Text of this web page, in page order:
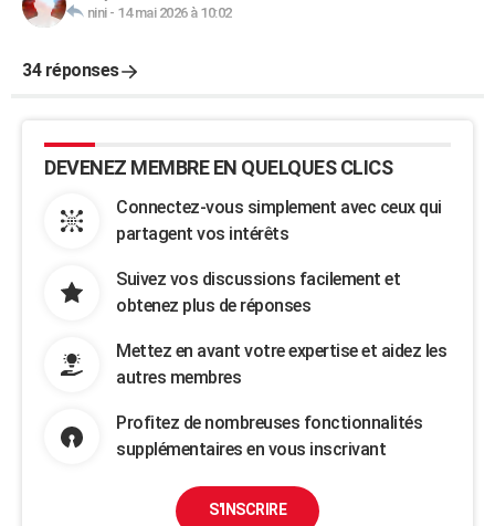
nini- 14 mai 2026 à 10:02
34 réponses
DEVENEZ MEMBRE EN QUELQUES CLICS
Connectez-vous simplement avec ceux qui
partagent vos intérêts
Suivez vos discussions facilement et
obtenez plus de réponses
Mettez en avant votre expertise et aidez les
autres membres
Profitez de nombreuses fonctionnalités
supplémentaires en vous inscrivant
S'INSCRIRE